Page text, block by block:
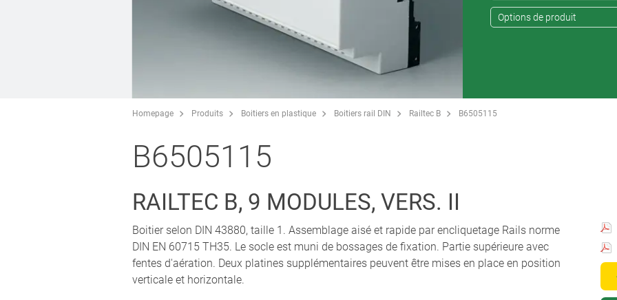
Options de produit
Homepage Produits Boitiers en plastique Boitiers rail DIN Railtec B B6505115
B6505115
RAILTEC B, 9 MODULES, VERS. II
Boitier selon DIN 43880, taille 1. Assemblage aisé et rapide par encliquetage Rails norme
DIN EN 60715 TH35. Le socle est muni de bossages de fixation. Partie supérieure avec
fentes d'aération. Deux platines supplémentaires peuvent être mises en place en position
verticale et horizontale.